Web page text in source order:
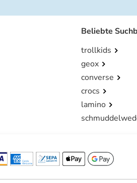
Beliebte
trollkids
geox
converse
crocs
lamino